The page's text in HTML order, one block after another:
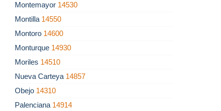
Montemayor 14530
Montilla 14550
Montoro 14600
Monturque 14930
Moriles 14510
Nueva Carteya 14857
Obejo 14310
Palenciana 14914